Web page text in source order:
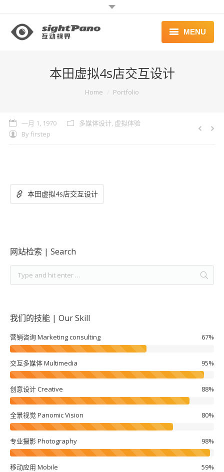
MENU
案例 | WORKS
本田虚拟4s店交互设计
Home Portfolio
一月 1, 1970 多媒体设计, 虚拟体验
By firstep
本田虚拟4s店交互设计
网站检索 | Search
我们的技能 | Our Skill
营销咨询 Marketing consulting 67%
交互多媒体 Multimedia 95%
创意设计 Creative 88%
全景视觉 Panomic Vision 80%
专业摄影 Photography 98%
移动应用 Mobile 59%